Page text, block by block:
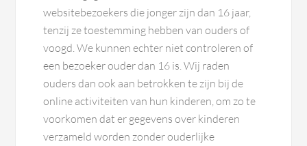
websitebezoekers die jonger zijn dan 16 jaar,
tenzij ze toestemming hebben van ouders of
voogd. We kunnen echter niet controleren of
een bezoeker ouder dan 16 is. Wij raden
ouders dan ook aan betrokken te zijn bij de
online activiteiten van hun kinderen, om zo te
voorkomen dat er gegevens over kinderen
verzameld worden zonder ouderlijke